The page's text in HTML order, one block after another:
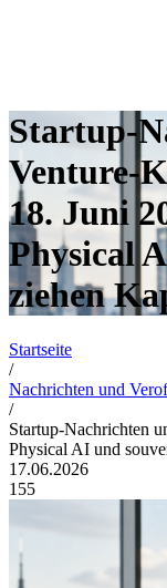
Startup-
Venture-
18. Juni
Physical
ziehen
Startseite
/
Nachrichten und
/
Startup-Nachrichten
Physical AI und
17.06.2026
155